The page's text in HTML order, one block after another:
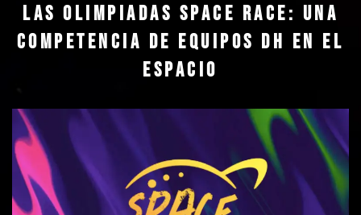
Las olimpiadas space race: una
competencia de Equipos DH en el
espacio